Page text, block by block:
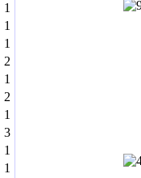
1
1
1
2
1
2
1
3
1
1